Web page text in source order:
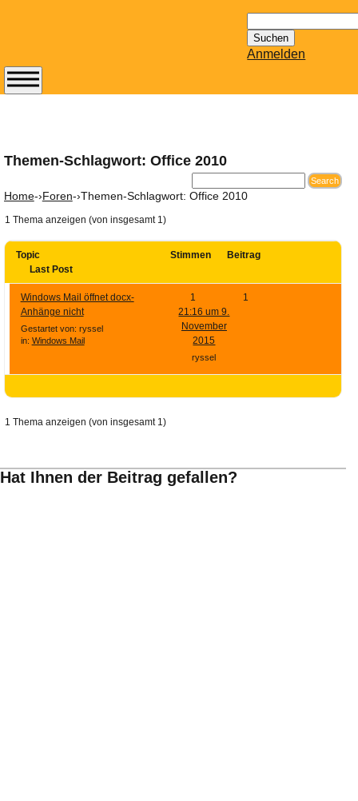
nach:
Anmelden
Themen-Schlagwort: Office 2010
Home-›Foren-›Themen-Schlagwort: Office 2010
1 Thema anzeigen (von insgesamt 1)
Topic Stimmen
Beitrag
Last Post
Windows Mail öffnet docx-
Anhänge nicht
Gestartet von: ryssel
in: Windows Mail
1
1
21:16 um 9.
November
2015
ryssel
1 Thema anzeigen (von insgesamt 1)
Hat Ihnen der Beitrag gefallen?
Abonnieren Sie den
Newsletter von
kostenlos.
Tipps zu Thema
Email für Sie
bereithält!
Wie z.B. Outlook,
GMail, Thunderbird
oder auch
KuNoMail, usw.